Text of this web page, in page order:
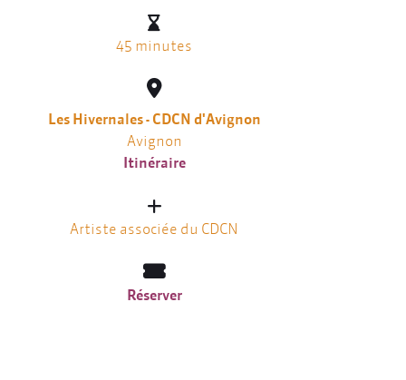
45 minutes
Les Hivernales - CDCN d'Avignon
Avignon
Itinéraire
Artiste associée du CDCN
Réserver